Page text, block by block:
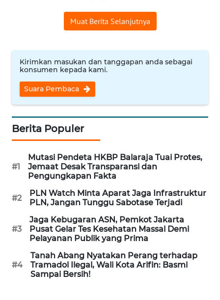
Muat Berita Selanjutnya
Kirimkan masukan dan tanggapan anda sebagai
konsumen kepada kami.
Suara Pembaca
Berita Populer
#1
Mutasi Pendeta HKBP Balaraja Tuai Protes,
Jemaat Desak Transparansi dan
Pengungkapan Fakta
#2
PLN Watch Minta Aparat Jaga Infrastruktur
PLN, Jangan Tunggu Sabotase Terjadi
#3
Jaga Kebugaran ASN, Pemkot Jakarta
Pusat Gelar Tes Kesehatan Massal Demi
Pelayanan Publik yang Prima
#4
Tanah Abang Nyatakan Perang terhadap
Tramadol Ilegal, Wali Kota Arifin: Basmi
Sampai Bersih!
JAKARTA
JABAR
BANTEN
NTT
KEPRI
WN
PAPUA
WN
PAPUA
BARAT